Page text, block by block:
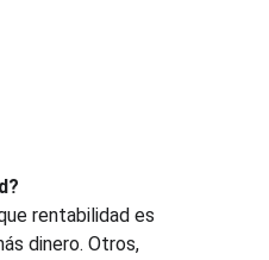
rentabilidad es
dinero. Otros,